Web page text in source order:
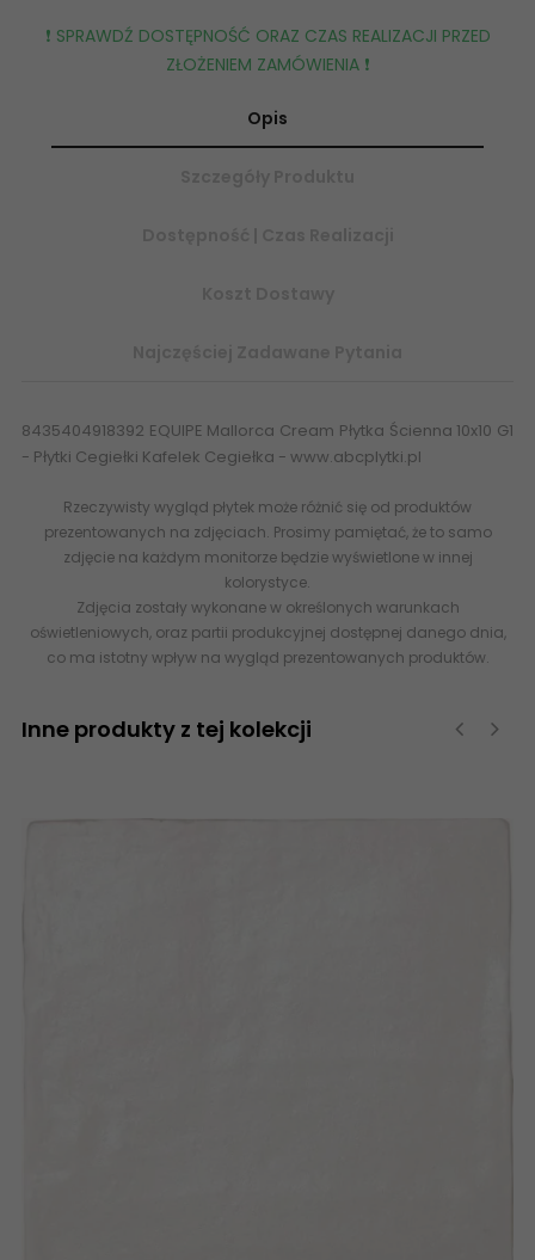
❗️ SPRAWDŹ DOSTĘPNOŚĆ ORAZ CZAS REALIZACJI PRZED
ZŁOŻENIEM ZAMÓWIENIA ❗️
Opis
8435404918392 EQUIPE Mallorca Cream Płytka Ścienna 10x10 G1
- Płytki Cegiełki Kafelek Cegiełka - www.abcplytki.pl
Rzeczywisty wygląd płytek może różnić się od produktów
prezentowanych na zdjęciach. Prosimy pamiętać, że to samo
zdjęcie na każdym monitorze będzie wyświetlone w innej
kolorystyce.
Zdjęcia zostały wykonane w określonych warunkach
oświetleniowych, oraz partii produkcyjnej dostępnej danego dnia,
co ma istotny wpływ na wygląd prezentowanych produktów.
Inne produkty z tej kolekcji